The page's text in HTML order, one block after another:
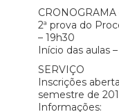
2ª prova do
– 19h30
Início das aulas
SERVIÇO
Inscrições
semestre de
Informações: